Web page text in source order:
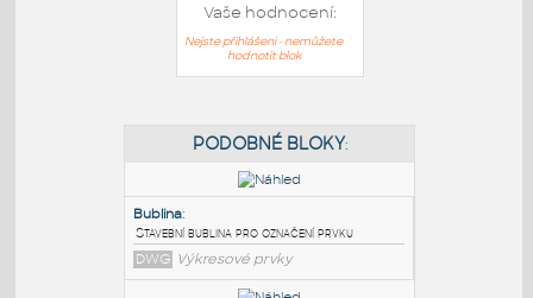
Vaše hodnocení:
Nejste přihlášeni - nemůžete
hodnotit blok